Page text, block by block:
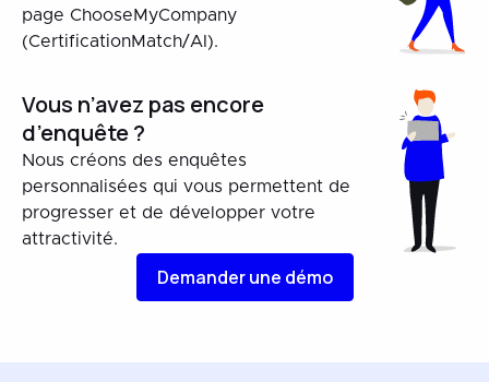
page ChooseMyCompany
(CertificationMatch/AI).
Vous n’avez pas encore
d’enquête ?
Nous créons des enquêtes
personnalisées qui vous permettent de
progresser et de développer votre
attractivité.
Demander une démo